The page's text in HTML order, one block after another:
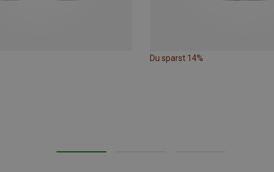
Du sparst 14%